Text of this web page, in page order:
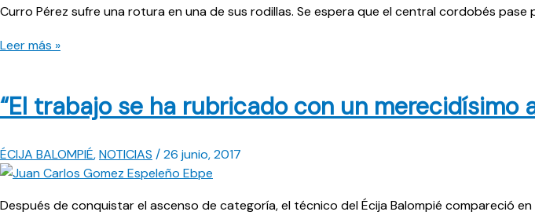
Curro Pérez sufre una rotura en una de sus rodillas. Se espera que el central cordobés pase
Malas
Curro
Pérez
Leer más »
“El trabajo se ha rubricado con un merecidísimo
ÉCIJA BALOMPIÉ,NOTICIAS /26 junio, 2017
Después de conquistar el ascenso de categoría, el técnico del Écija Balompié compareció